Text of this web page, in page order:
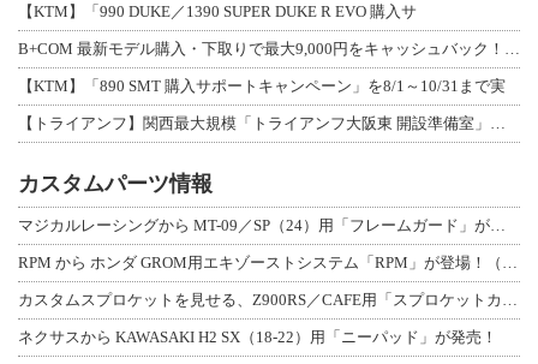
【KTM】「990 DUKE／1390 SUPER DUKE R EVO 購入サ
B+COM 最新モデル購入・下取りで最大9,000円をキャッシュバック！「B+F
【KTM】「890 SMT 購入サポートキャンペーン」を8/1～10/31まで実
【トライアンフ】関西最大規模「トライアンフ大阪東 開設準備室」がオープン！ 限定
カスタムパーツ情報
マジカルレーシングから MT-09／SP（24）用「フレームガード」が登場！
RPM から ホンダ GROM用エキゾーストシステム「RPM」が登場！（動画あり
カスタムスプロケットを見せる、Z900RS／CAFE用「スプロケットカバーフルキ
ネクサスから KAWASAKI H2 SX（18-22）用「ニーパッド」が発売！